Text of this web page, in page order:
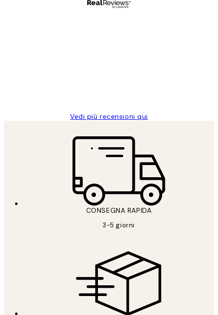
Vedi più recensioni qui
CONSEGNA RAPIDA
3-5 giorni